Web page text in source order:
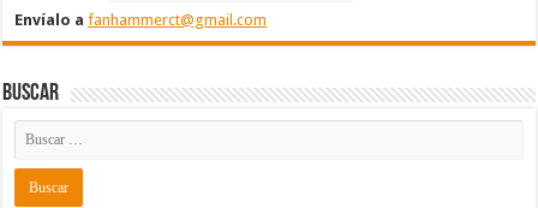
Envíalo afanhammerct@gmail.com
Buscar